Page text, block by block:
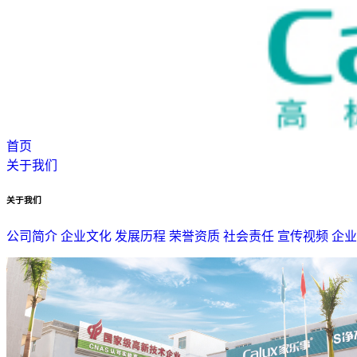
首页
关于我们
关于我们
公司简介 企业文化 发展历程 荣誉资质 社会责任 宣传视频 企